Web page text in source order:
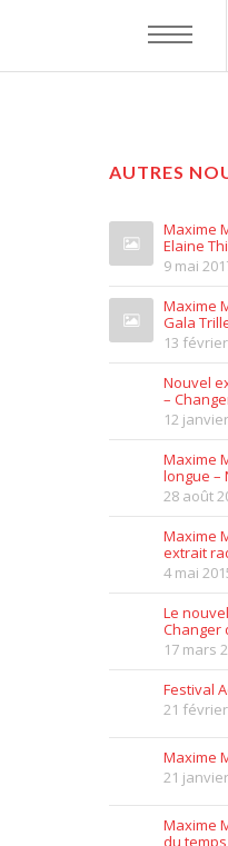
AUTRES
Maxime
Elaine
9 mai
Maxime
Gala
13
Nouvel
–
12
Maxime
longue –
28 août
Maxime
extrait
4 mai
Le
Changer
17 mars
Festival
21
Maxime
21
Maxime
du